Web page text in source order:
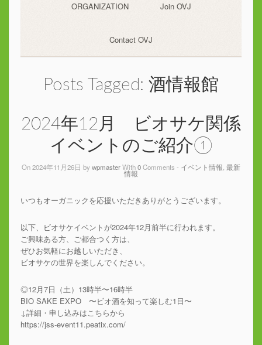
ORGANIZATION Join OVJ
Contact OVJ
Posts Tagged: 酒情報館
2024年12月 ビオサケ関係
イベントのご紹介①
On 2024年11月26日 bywpmasterWith0Comments - イベント情報, 最新
情報
いつもオーガニックを応援いただきありがとうございます。
以下、ビオサケイベントが2024年12月前半に行われます。
ご興味ある方、ご都合つく方は、
ぜひお気軽にお越しいただき、
ビオサケの世界を楽しんでください。
◎12月7日（土）13時半〜16時半
BIO SAKE EXPO 〜ビオ酒を知って楽しむ1日〜
↓詳細・申し込みはこちらから
https://jss-event11.peatix.com/